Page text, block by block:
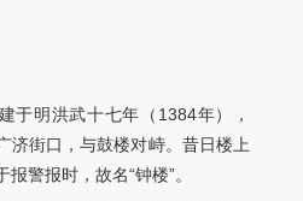
于明洪武十七年（1384年），
济街口，与鼓楼对峙。昔日楼上
警报时，故名“钟楼”。